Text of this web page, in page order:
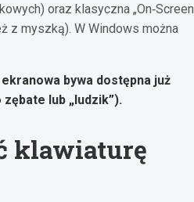
oraz klasyczna „On‑Screen
z myszką). W Windows można
bywa dostępna już
lub „ludzik”).
klawiaturę